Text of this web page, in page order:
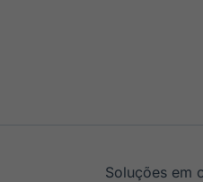
Soluções em